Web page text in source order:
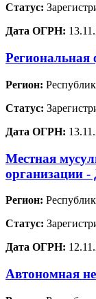
Статус:
Дата ОГРН:
Региональная
Регион:
Статус:
Дата ОГРН:
Местная
организации -
Регион:
Статус:
Дата ОГРН:
Автономная